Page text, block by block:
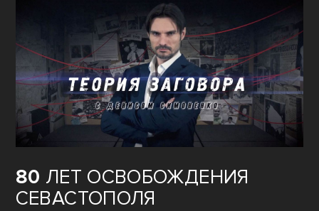
80 ЛЕТ ОСВОБОЖДЕНИЯ
СЕВАСТОПОЛЯ